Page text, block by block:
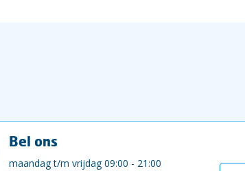
Bel ons
maandag t/m vrijdag 09:00 - 21:00